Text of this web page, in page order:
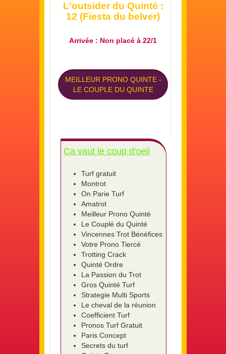
L'outsider du Quinté :
12 (Fiesta du belver)
Arrivée : Non placé à 22/1
MEILLEUR PRONO QUINTE-
LE COUPLE DU QUINTE
Ca vaut le coup d'oeil
Turf gratuit
Montrot
On Parie Turf
Amatrot
Meilleur Prono Quinté
Le Couplé du Quinté
Vincennes Trot Bénéfices
Votre Prono Tiercé
Trotting Crack
Quinté Ordre
La Passion du Trot
Gros Quinté Turf
Strategie Multi Sports
Le cheval de la réunion
Coefficient Turf
Pronos Turf Gratuit
Paris Concept
Secrets du turf